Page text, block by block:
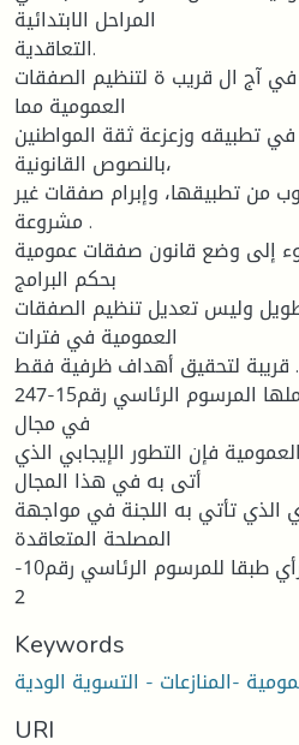
المراحل الابتدائية
التعاقدية.
في آج ال قريب ة لتنظيم الصفقات
العمومية مما
تطبيقه وزعزعة ثقة المواطنين
بالنصوص القانونية،
من تطبيقها، وإبرام صفقات غير
مشروعة .
إلى وضع قانون صفقات عمومية
بحكم البرامج
وليس تعديل تنظيم الصفقات
العمومية في فترات
قريبة لتحقيق أهداف ظرفية فقط .
بالرغم من النقائص التي حملها المرسوم الرئاسي رقم15-247
في مجال
فإن التطور الإيجابي الذي
أتى به في هذا المجال
الذي تأتي به اللجنة في مواجهة
المصلحة المتعاقدة
بعدما كان هذا الحل مجرد رأي طبقا للمرسوم الرئاسي رقم10-
2
Keywords
-المنازعات - التسوية الودية
URI